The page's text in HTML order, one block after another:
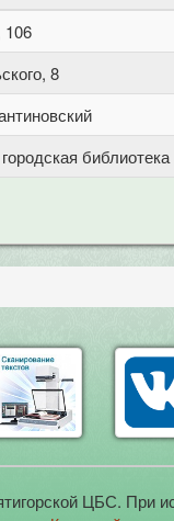
106
8
ЦБС. При